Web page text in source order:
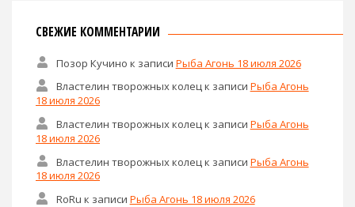
СВЕЖИЕ КОММЕНТАРИИ
Позор Кучино к записи Рыба Агонь 18 июля 2026
Властелин творожных колецк записи Рыба Агонь
18 июля 2026
Властелин творожных колецк записи Рыба Агонь
18 июля 2026
Властелин творожных колец к записи Рыба Агонь
18 июля 2026
RoRu к записи Рыба Агонь 18 июля 2026